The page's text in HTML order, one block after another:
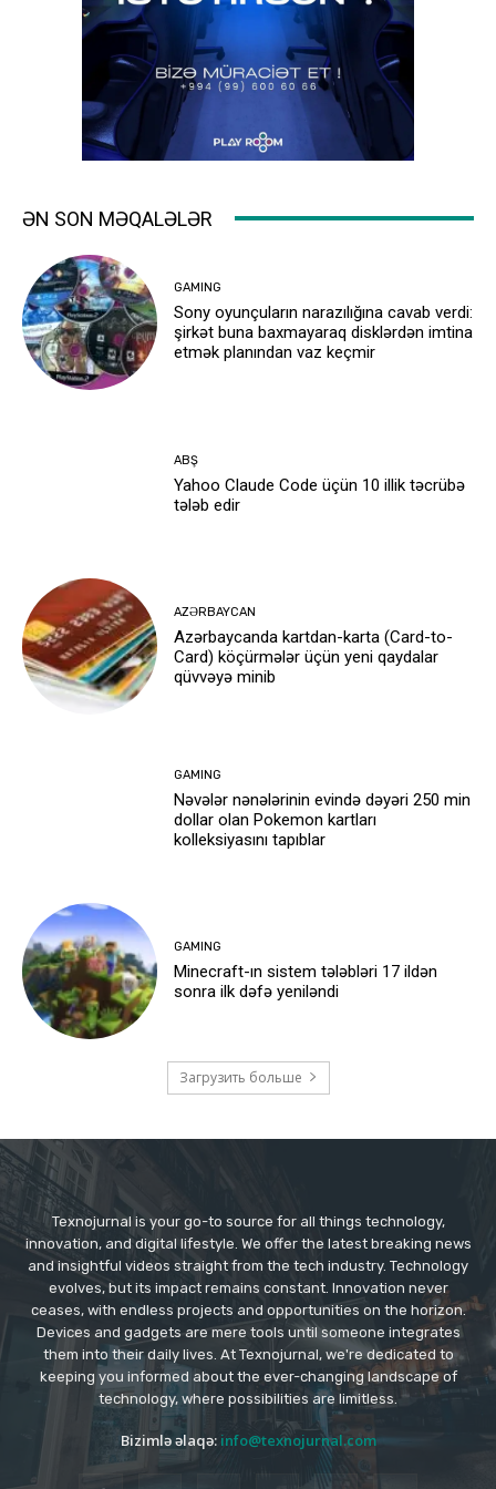
ƏN SON MƏQALƏLƏR
GAMING
Sony oyunçuların narazılığına cavab verdi:
şirkət buna baxmayaraq disklərdən imtina
etmək planından vaz keçmir
ABŞ
Yahoo Claude Code üçün 10 illik təcrübə
tələb edir
AZƏRBAYCAN
Azərbaycanda kartdan-karta (Card-to-
Card) köçürmələr üçün yeni qaydalar
qüvvəyə minib
GAMING
Nəvələr nənələrinin evində dəyəri 250 min
dollar olan Pokemon kartları
kolleksiyasını tapıblar
GAMING
Minecraft-ın sistem tələbləri 17 ildən
sonra ilk dəfə yeniləndi
Загрузить больше
Texnojurnal is your go-to source for all things technology,
innovation, and digital lifestyle. We offer the latest breaking news
and insightful videos straight from the tech industry. Technology
evolves, but its impact remains constant. Innovation never
ceases, with endless projects and opportunities on the horizon.
Devices and gadgets are mere tools until someone integrates
them into their daily lives. At Texnojurnal, we're dedicated to
keeping you informed about the ever-changing landscape of
technology, where possibilities are limitless.
Bizimlə əlaqə: info@texnojurnal.com